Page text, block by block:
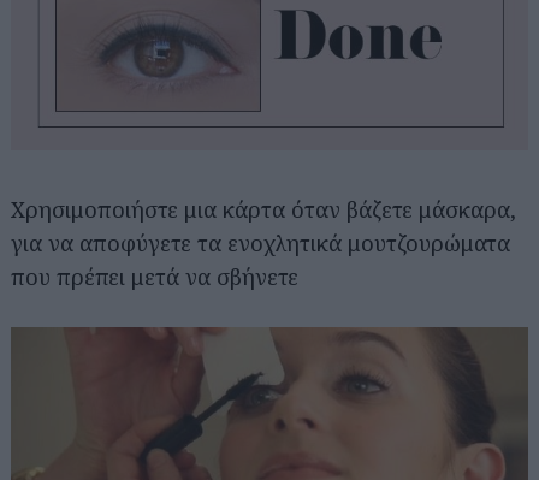
Χρησιμοποιήστε μια κάρτα όταν βάζετε μάσκαρα,
για να αποφύγετε τα ενοχλητικά μουτζουρώματα
που πρέπει μετά να σβήνετε